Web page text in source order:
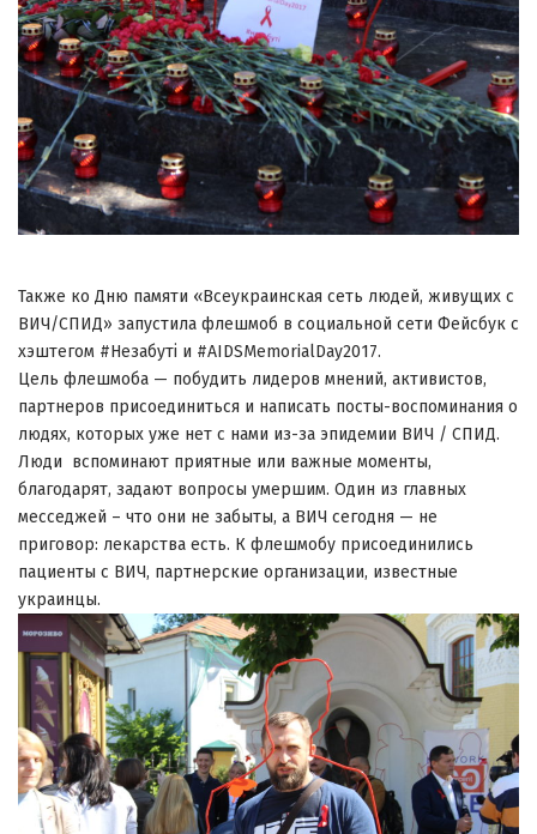
Также ко Дню памяти «Всеукраинская сеть людей, живущих с
ВИЧ/СПИД» запустила флешмоб в социальной сети Фейсбук с
хэштегом #Незабуті и #AIDSMemorialDay2017.
Цель флешмоба — побудить лидеров мнений, активистов,
партнеров присоединиться и написать посты-воспоминания о
людях, которых уже нет с нами из-за эпидемии ВИЧ / СПИД.
Люди вспоминают приятные или важные моменты,
благодарят, задают вопросы умершим. Один из главных
месседжей – что они не забыты, а ВИЧ сегодня — не
приговор: лекарства есть. К флешмобу присоединились
пациенты с ВИЧ, партнерские организации, известные
украинцы.